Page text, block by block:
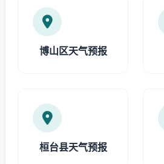
博山区天气预报
桓台县天气预报